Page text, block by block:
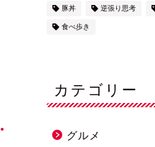
豚丼 逆張り思考
食べ歩き
カテゴリー
グルメ